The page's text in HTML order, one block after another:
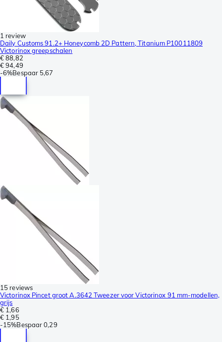
1 review
Daily Customs 91.2+ Honeycomb 2D Pattern, Titanium P10011809
Victorinox greepschalen
€ 88,82
€ 94,49
-6%Bespaar 5,67
15 reviews
Victorinox Pincet groot A.3642 Tweezer voor Victorinox 91 mm-modellen,
grijs
€ 1,66
€ 1,95
-15%Bespaar 0,29